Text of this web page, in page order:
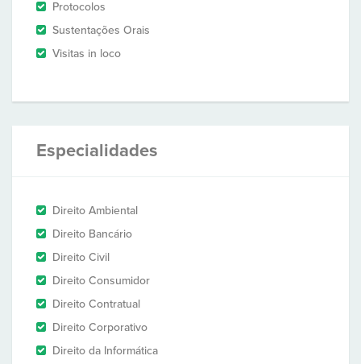
Protocolos
Sustentações Orais
Visitas in loco
Especialidades
Direito Ambiental
Direito Bancário
Direito Civil
Direito Consumidor
Direito Contratual
Direito Corporativo
Direito da Informática